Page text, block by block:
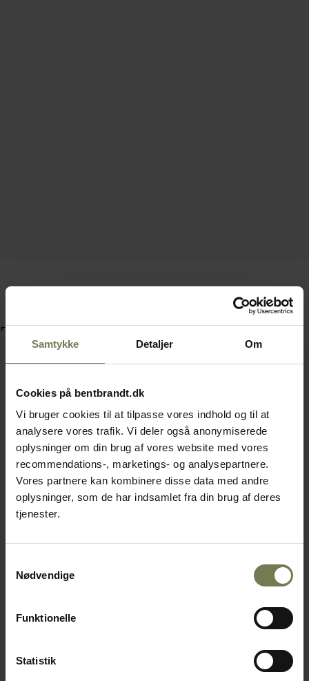
Samtykke Detaljer Om
Cookies på bentbrandt.dk
Vi bruger cookies til at tilpasse vores indhold og til at
analysere vores trafik. Vi deler også anonymiserede
oplysninger om din brug af vores website med vores
recommendations-, marketings- og analysepartnere.
Vores partnere kan kombinere disse data med andre
oplysninger, som de har indsamlet fra din brug af deres
tjenester.
Nødvendige
Funktionelle
Statistik
Tilbehør
Varenr: 35293130